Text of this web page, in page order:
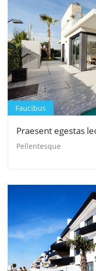
Faucibus
Praesent egestas
Pellentesque